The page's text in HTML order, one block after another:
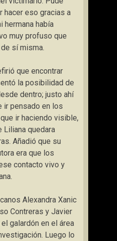
hacer eso gracias a
hermana había
muy profuso que
sí misma.
que encontrar
la posibilidad de
dentro; justo ahí
ir pensado en los
ir haciendo visible,
Liliana quedara
. Añadió que su
era que los
contacto vivo y
.
Alexandra Xanic
Contreras y Javier
galardón en el área
Luego lo